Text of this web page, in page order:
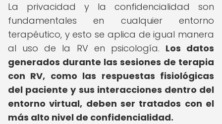
La privacidad y la confidencialidad son
fundamentales en cualquier entorno
terapéutico, y esto se aplica de igual manera
al uso de la RV en psicología. Los datos
generados durante las sesiones de terapia
con RV, como las respuestas fisiológicas
del paciente y sus interacciones dentro del
entorno virtual, deben ser tratados con el
más alto nivel de confidencialidad.